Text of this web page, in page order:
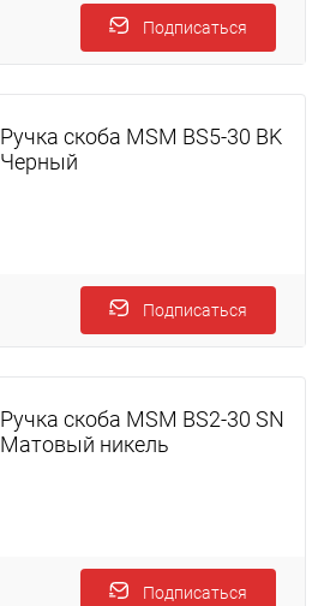
Подписаться
Ручка скоба MSM BS5-30 BK
Черный
Подписаться
Ручка скоба MSM BS2-30 SN
Матовый никель
Подписаться